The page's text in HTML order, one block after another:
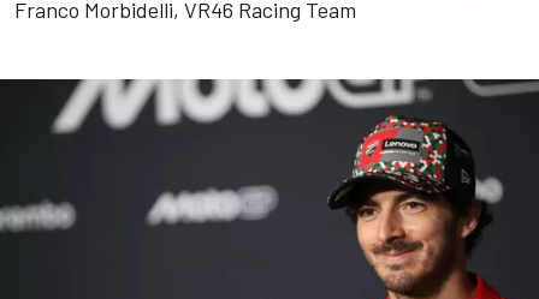
Franco Morbidelli, VR46 Racing Team